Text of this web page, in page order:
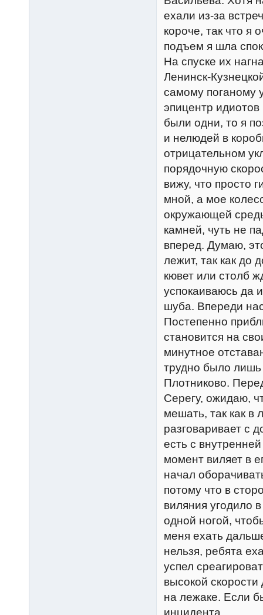
ехали из-за
короче, так что я
подъем я шла
На спуске их
Ленинск-
самому поганому
эпицентр
были одни, то я
и нелюдей в
отрицательном
порядочную
вижу, что просто
мной, а мое
окружающей
камней, чуть не
вперед. Думаю,
лежит, так как до
кювет или столб
успокаиваюсь да
шуба. Впереди
Постепенно
становится на
минутное
трудно было
Плотниково.
Серегу, ожидаю,
мешать, так как
разговаривает с
есть с
момент виляет в
начал
потому что в
виляния угодило
одной ногой,
меня ехать
нельзя, ребята
успел
высокой
на лежаке. Если
инцидента.